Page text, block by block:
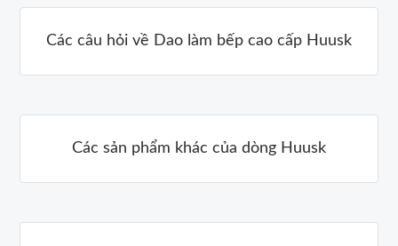
Các câu hỏi về Dao làm bếp cao cấp Huusk
Các sản phẩm khác của dòng Huusk